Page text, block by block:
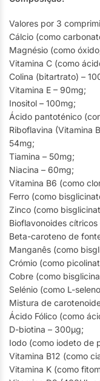
Valores por 3
Cálcio (como
Magnésio (como
Vitamina C (como
Colina (bitartrato) –
Vitamina E – 90mg;
Inositol – 100mg;
Ácido pantoténico
Riboflavina (Vitamina
54mg;
Tiamina – 50mg;
Niacina – 60mg;
Vitamina B6 (como
Ferro (como
Zinco (como
Bioflavonoides cítricos
Beta-caroteno de
Manganês (como
Crómio (como
Cobre (como
Selénio (como L-
Mistura de
Ácido Fólico (como
D-biotina – 300µg;
Iodo (como iodeto de
Vitamina B12 (como
Vitamina K (como